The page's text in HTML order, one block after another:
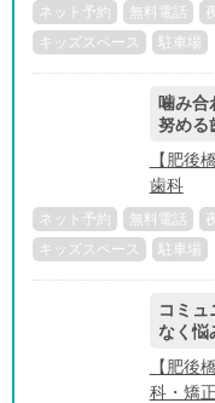
ネット予約 無料電話 夜
キッズスペース
駐車場
噛み合
努める
【肥後
歯科
ネット予約 無料電話 夜
キッズスペース
駐車場
コミュ
なく悩
【肥後
科・矯